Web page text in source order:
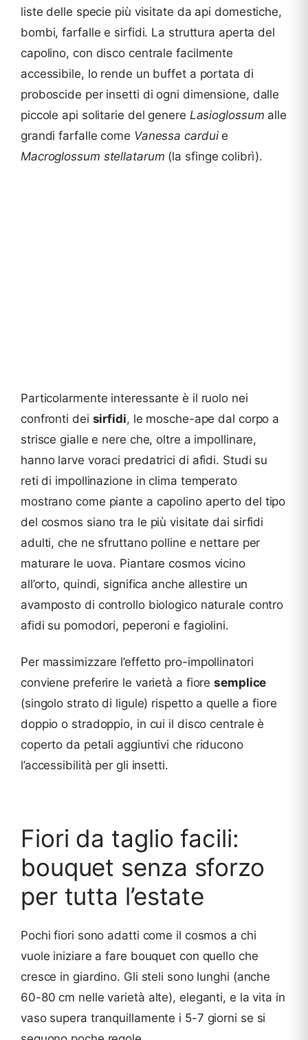
liste delle specie più visitate da api domestiche,
bombi, farfalle e sirfidi. La struttura aperta del
capolino, con disco centrale facilmente
accessibile, lo rende un buffet a portata di
proboscide per insetti di ogni dimensione, dalle
piccole api solitarie del genere Lasioglossum alle
grandi farfalle come Vanessa carduie
Macroglossum stellatarum (la sfinge colibrì).
Particolarmente interessante è il ruolo nei
confronti dei sirfidi, le mosche-ape dal corpo a
strisce gialle e nere che, oltre a impollinare,
hanno larve voraci predatrici di afidi. Studi su
reti di impollinazione in clima temperato
mostrano come piante a capolino aperto del tipo
del cosmos siano tra le più visitate dai sirfidi
adulti, che ne sfruttano polline e nettare per
maturare le uova. Piantare cosmos vicino
all’orto, quindi, significa anche allestire un
avamposto di controllo biologico naturale contro
afidi su pomodori, peperoni e fagiolini.
Per massimizzare l’effetto pro-impollinatori
conviene preferire le varietà a fioresemplice
(singolo strato di ligule) rispetto a quelle a fiore
doppio o stradoppio, in cui il disco centrale è
coperto da petali aggiuntivi che riducono
l’accessibilità per gli insetti.
Fiori da taglio facili:
bouquet senza sforzo
per tutta l’estate
Pochi fiori sono adatti come il cosmos a chi
vuole iniziare a fare bouquet con quello che
cresce in giardino. Gli steli sono lunghi (anche
60-80 cm nelle varietà alte), eleganti, e la vita in
vaso supera tranquillamente i 5-7 giorni se si